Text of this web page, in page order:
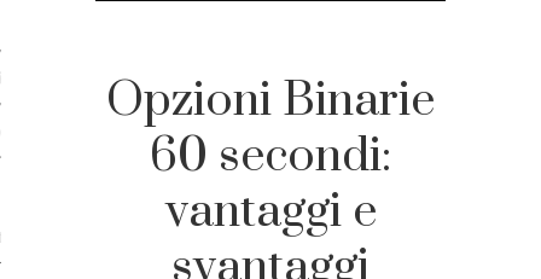
Opzioni Binarie
60 secondi:
vantaggi e